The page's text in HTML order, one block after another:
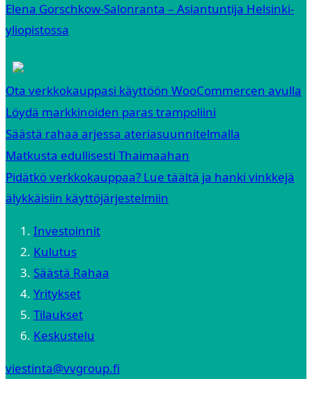
Elena Gorschkow-Salonranta – Asiantuntija Helsinki-
yliopistossa
Ota verkkokauppasi käyttöön WooCommercen avulla
Löydä markkinoiden paras trampoliini
Säästä rahaa arjessa ateriasuunnitelmalla
Matkusta edullisesti Thaimaahan
Pidätkö verkkokauppaa? Lue täältä ja hanki vinkkejä
älykkäisiin käyttöjärjestelmiin
Investoinnit
Kulutus
Säästä Rahaa
Yritykset
Tilaukset
Keskustelu
viestinta@vvgroup.fi